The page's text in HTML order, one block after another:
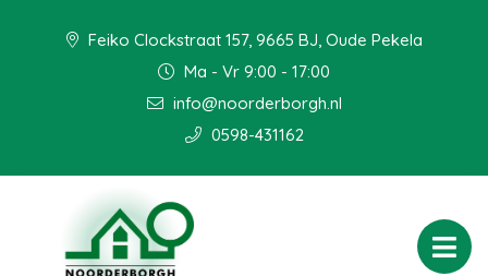
Feiko Clockstraat 157, 9665 BJ, Oude Pekela
Ma - Vr 9:00 - 17:00
info@noorderborgh.nl
0598-431162